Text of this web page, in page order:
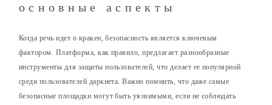
основные аспекты
Когда речь идет о кракен, безопасность является ключевым
фактором. Платформа, как правило, предлагает разнообразные
инструменты для защиты пользователей, что делает ее популярной
среди пользователей даркнета. Важно помнить, что даже самые
безопасные площадки могут быть уязвимыми, если не соблюдать